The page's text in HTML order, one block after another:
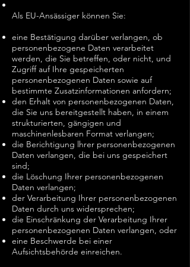
Als EU-Ansässiger können Sie:
eine Bestätigung darüber verlangen, ob
personenbezogene Daten verarbeitet
werden, die Sie betreffen, oder nicht, und
Zugriff auf Ihre gespeicherten
personenbezogenen Daten sowie auf
bestimmte Zusatzinformationen anfordern;
den Erhalt von personenbezogenen Daten,
die Sie uns bereitgestellt haben, in einem
strukturierten, gängigen und
maschinenlesbaren Format verlangen;
die Berichtigung lhrer personenbezogenen
Daten verlangen, die bei uns gespeichert
sind;
die Löschung Ihrer personenbezogenen
Daten verlangen;
der Verarbeitung Ihrer personenbezogenen
Daten durch uns widersprechen;
die Einschränkung der Verarbeitung Ihrer
personenbezogenen Daten verlangen, oder
eine Beschwerde bei einer
Aufsichtsbehörde einreichen.